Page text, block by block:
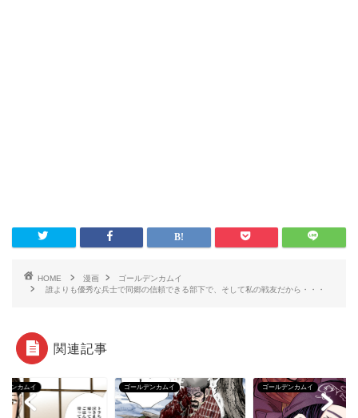
HOME 漫画
ゴールデンカムイ
誰よりも優秀な兵士で同郷の信頼できる部下で、そして私の戦友だから・・・
関連記事
デンカムイ ゴールデンカムイ ゴールデンカムイ